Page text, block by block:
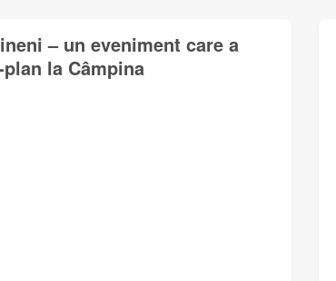
– un eveniment care a
la Câmpina